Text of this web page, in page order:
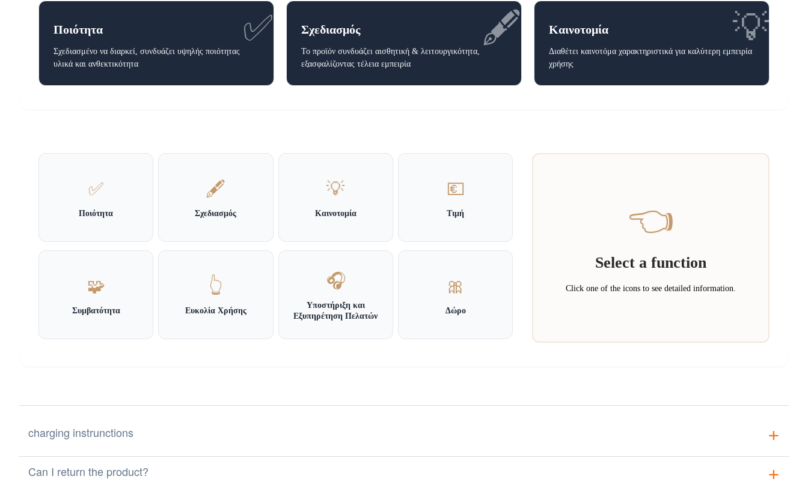
✅
Ποιότητα
Σχεδιασμένο να διαρκεί, συνδυάζει υψηλής ποιότητας
υλικά και ανθεκτικότητα
🖋️
Σχεδιασμός
Το προϊόν συνδυάζει αισθητική & λειτουργικότητα,
εξασφαλίζοντας τέλεια εμπειρία
💡
Καινοτομία
Διαθέτει καινοτόμα χαρακτηριστικά για καλύτερη εμπειρία
χρήσης
✅
Ποιότητα
🖋️
Σχεδιασμός
💡
Καινοτομία
💶
Τιμή 👈
Select a function
Click one of the icons to see detailed information.
🧩
Συμβατότητα
👆
Ευκολία Χρήσης
🎧
Υποστήριξη και
Εξυπηρέτηση Πελατών
🎀
Δώρο
charging instrunctions +
Can I return the product? +